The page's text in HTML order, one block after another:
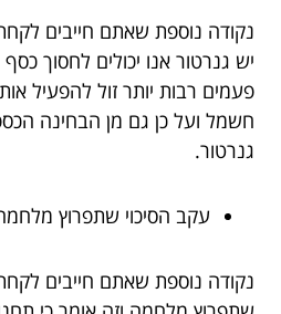
נקודה נוספת שאתם חייבים
יש גנרטור אנו יכולים לחסוך
פעמים רבות יותר זול להפעיל
חשמל ועל כן גם מן הבחינה
גנרטור.
עקב הסיכוי שתפרוץ
נקודה נוספת שאתם חייבים